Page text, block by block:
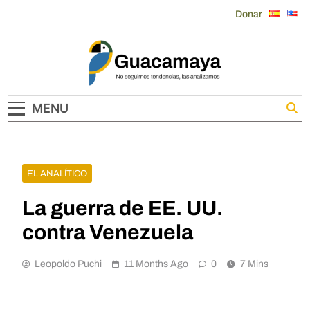
Donar
Guacamaya
MENU
EL ANALÍTICO
La guerra de EE. UU.
contra Venezuela
Leopoldo Puchi 11 Months Ago 0 7 Mins